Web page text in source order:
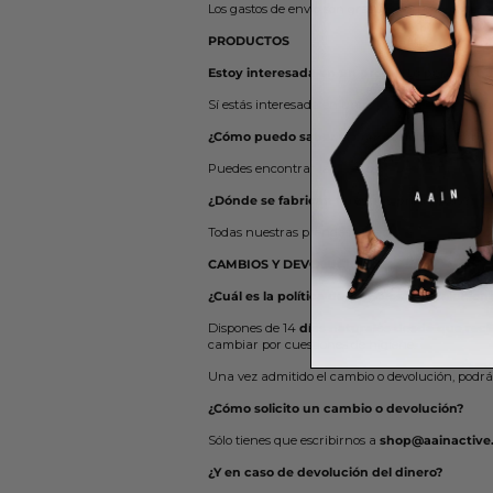
Los gastos de envío son gratuitos en compras
PRODUCTOS
Estoy interesada en un producto pero no
Sí estás interesada en un producto pero está
¿Cómo puedo saber la composición del
Puedes encontrar la composición exacta de
¿Dónde se fabrican nuestros productos?
Todas nuestras prendas se fabrican con
CAMBIOS Y DEVOLUCIONES
¿Cuál es la política de cambios y
Dispones de 14 días naturales desde que
cambiar por cuestiones de higiene.
Una vez admitido el cambio o devolución,
¿Cómo solicito un cambio o devolución?
Sólo tienes que escribirnos a
¿Y en caso de devolución del dinero?